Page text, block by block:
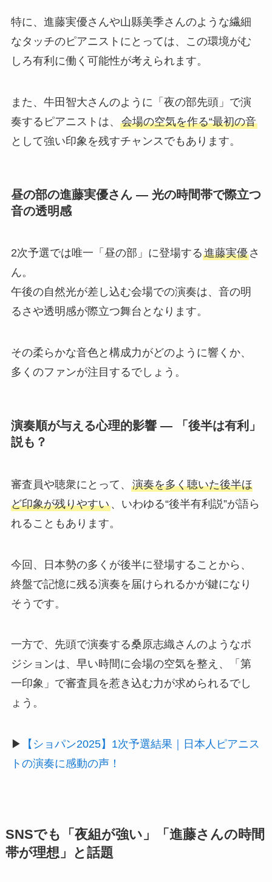
特に、進藤実優さんや山縣美季さんのような繊細
なタッチのピアニストにとっては、この環境がむ
しろ有利に働く可能性が考えられます。
また、牛田智大さんのように「夜の部先頭」で演
奏するピアニストは、 会場の空気を作る“最初の音
として強い印象を残すチャンスでもあります。
昼の部の進藤実優さん ― 光の時間帯で際立つ
音の透明感
2次予選では唯一「昼の部」に登場する進藤実優さ
ん。
午後の自然光が差し込む会場での演奏は、音の明
るさや透明感が際立つ舞台となります。
その柔らかな音色と構成力がどのように響くか、
多くのファンが注目するでしょう。
演奏順が与える心理的影響 ― 「後半は有利」
説も？
審査員や聴衆にとって、 演奏を多く聴いた後半ほ
ど印象が残りやすい、いわゆる“後半有利説”が語ら
れることもあります。
今回、日本勢の多くが後半に登場することから、
終盤で記憶に残る演奏を届けられるかが鍵になり
そうです。
一方で、先頭で演奏する桑原志織さんのようなポ
ジションは、早い時間に会場の空気を整え、「第
一印象」で審査員を惹き込む力が求められるでし
ょう。
▶
【ショパン2025】1次予選結果｜日本人ピアニス
トの演奏に感動の声！
SNSでも「夜組が強い」「進藤さんの時間
帯が理想」と話題